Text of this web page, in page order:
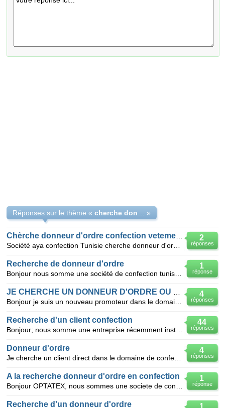
Réponses sur le thème « »
2
réponses
1
réponse
Recherche de donneur d'ordre
4
réponses
44
réponses
Recherche d'un client confection
4
réponses
Donneur d'ordre
1
réponse
A la recherche donneur d'ordre en confection
1
Recherche d'un donneur d'ordre